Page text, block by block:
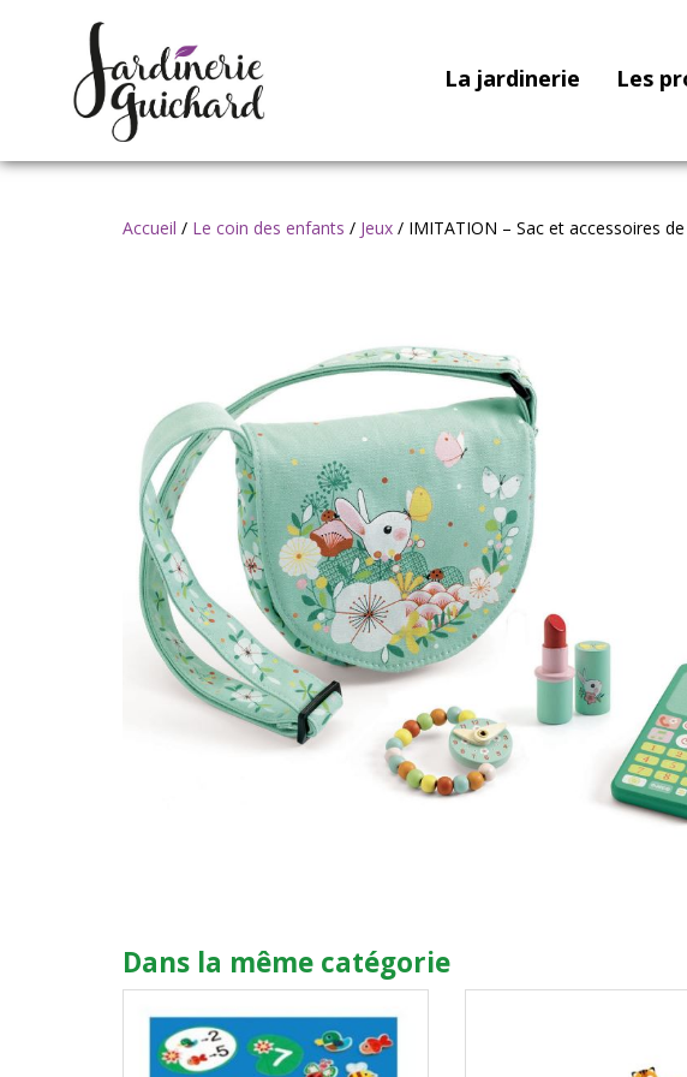
La jardinerie Les
Accueil / Le coin des enfants / Jeux / IMITATION – Sac et accessoires
Dans la même catégorie